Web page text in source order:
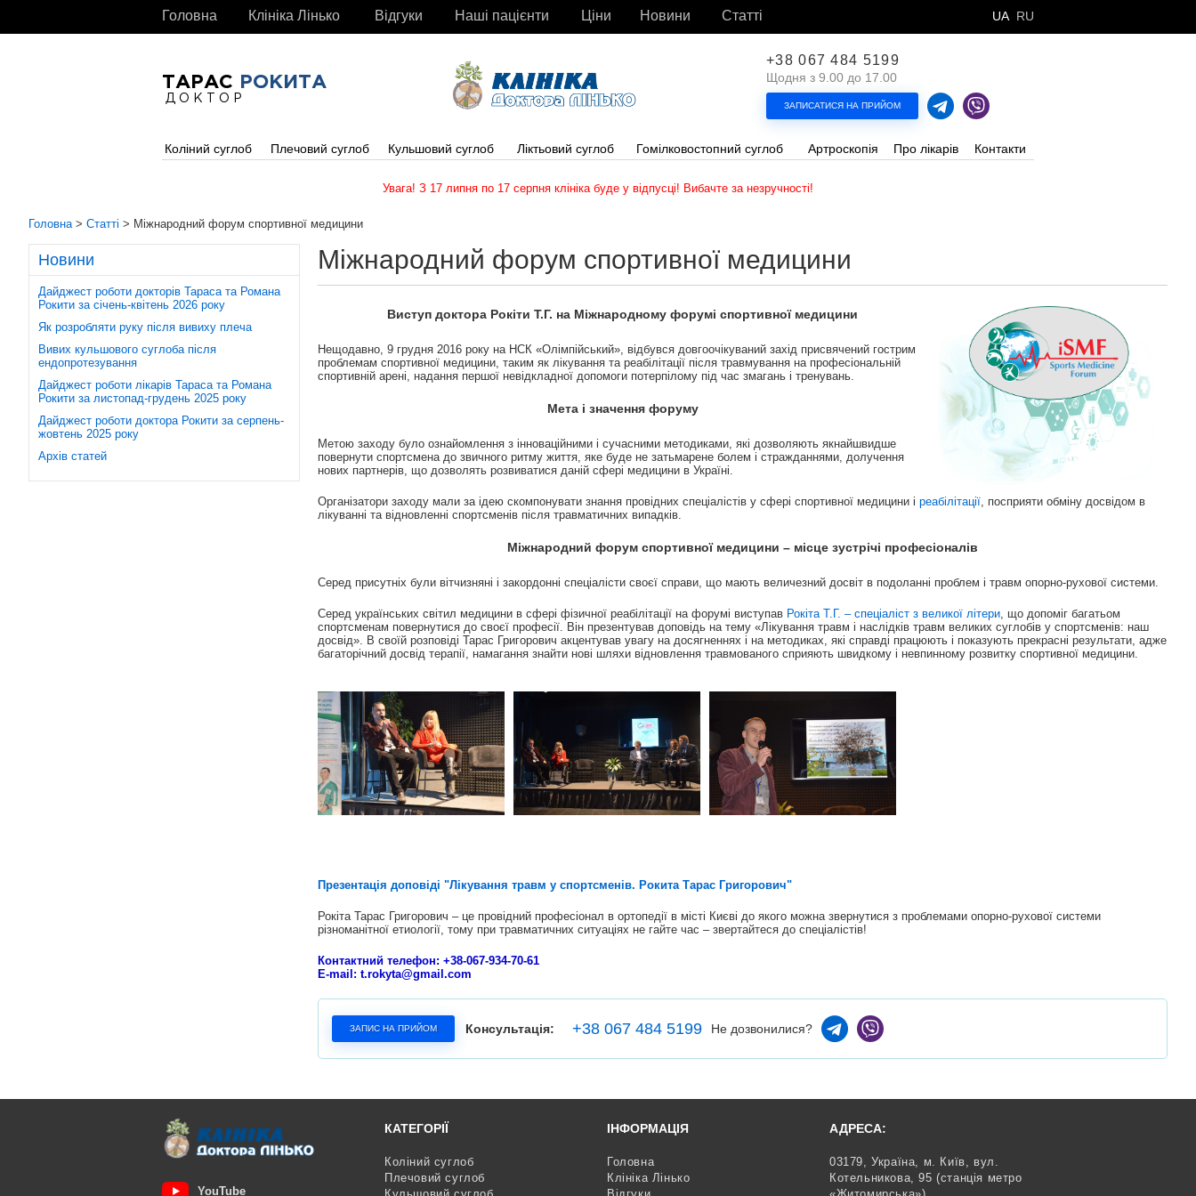
Головна Клініка Лінько Відгуки Наші пацієнти Ціни Новини Статті UA RU
ТАРАС РОКИТА
ДОКТОР
+38 067 484 5199
Щодня з 9.00 до 17.00
ЗАПИСАТИСЯ НА ПРИЙОМ
Коліний суглоб Плечовий суглоб Кульшовий суглоб Ліктьовий суглоб Гомілковостопний суглоб Артроскопія Про лікарів Контакти
Увага! З 17 липня по 17 серпня клініка буде у відпусці! Вибачте за незручності!
Головна > Статті > Міжнародний форум спортивної медицини
Новини
Дайджест роботи докторів Тараса та Романа
Рокити за січень-квітень 2026 року
Як розробляти руку після вивиху плеча
Вивих кульшового суглоба після
ендопротезування
Дайджест роботи лікарів Тараса та Романа
Рокити за листопад-грудень 2025 року
Дайджест роботи доктора Рокити за серпень-
жовтень 2025 року
Архів статей
Міжнародний форум спортивної медицини
Виступ доктора Рокіти Т.Г. на Міжнародному форумі спортивної медицини
Нещодавно, 9 грудня 2016 року на НСК «Олімпійський», відбувся довгоочікуваний захід присвячений гострим
проблемам спортивної медицини, таким як лікування та реабілітації після травмування на професіональній
спортивній арені, надання першої невідкладної допомоги потерпілому під час змагань і тренувань.
Мета і значення форуму
Метою заходу було ознайомлення з інноваційними і сучасними методиками, які дозволяють якнайшвидше
повернути спортсмена до звичного ритму життя, яке буде не затьмарене болем і стражданнями, долучення
нових партнерів, що дозволять розвиватися даній сфері медицини в Україні.
Організатори заходу мали за ідею скомпонувати знання провідних спеціалістів у сфері спортивної медицини і реабілітації, посприяти обміну досвідом в
лікуванні та відновленні спортсменів після травматичних випадків.
Міжнародний форум спортивної медицини – місце зустрічі професіоналів
Серед присутніх були вітчизняні і закордонні спеціалісти своєї справи, що мають величезний досвіт в подоланні проблем і травм опорно-рухової системи.
Серед українських світил медицини в сфері фізичної реабілітації на форумі виступав Рокіта Т.Г. – спеціаліст з великої літери, що допоміг багатьом
спортсменам повернутися до своєї професії. Він презентував доповідь на тему «Лікування травм і наслідків травм великих суглобів у спортсменів: наш
досвід». В своїй розповіді Тарас Григорович акцентував увагу на досягненнях і на методиках, які справді працюють і показують прекрасні результати, адже
багаторічний досвід терапії, намагання знайти нові шляхи відновлення травмованого сприяють швидкому і невпинному розвитку спортивної медицини.
Презентація доповіді "Лікування травм у спортсменів. Рокита Тарас Григорович"
Рокіта Тарас Григорович – це провідний професіонал в ортопедії в місті Києві до якого можна звернутися з проблемами опорно-рухової системи
різноманітної етиології, тому при травматичних ситуаціях не гайте час – звертайтеся до спеціалістів!
Контактний телефон: +38-067-934-70-61
E-mail: t.rokyta@gmail.com
ЗАПИС НА ПРИЙОМ Консультація: +38 067 484 5199 Не дозвонилися?
YouTube
КАТЕГОРІЇ
Коліний суглоб
Плечовий суглоб
ІНФОРМАЦІЯ
Головна
Клініка Лінько
АДРЕСА:
03179, Україна, м. Київ, вул.
Котельникова, 95 (станція метро